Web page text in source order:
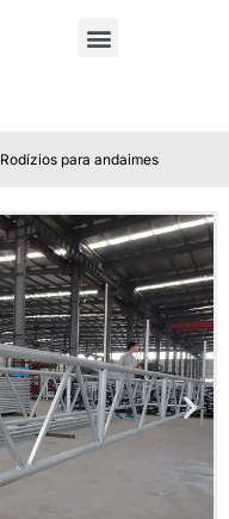
Rodízios para andaimes